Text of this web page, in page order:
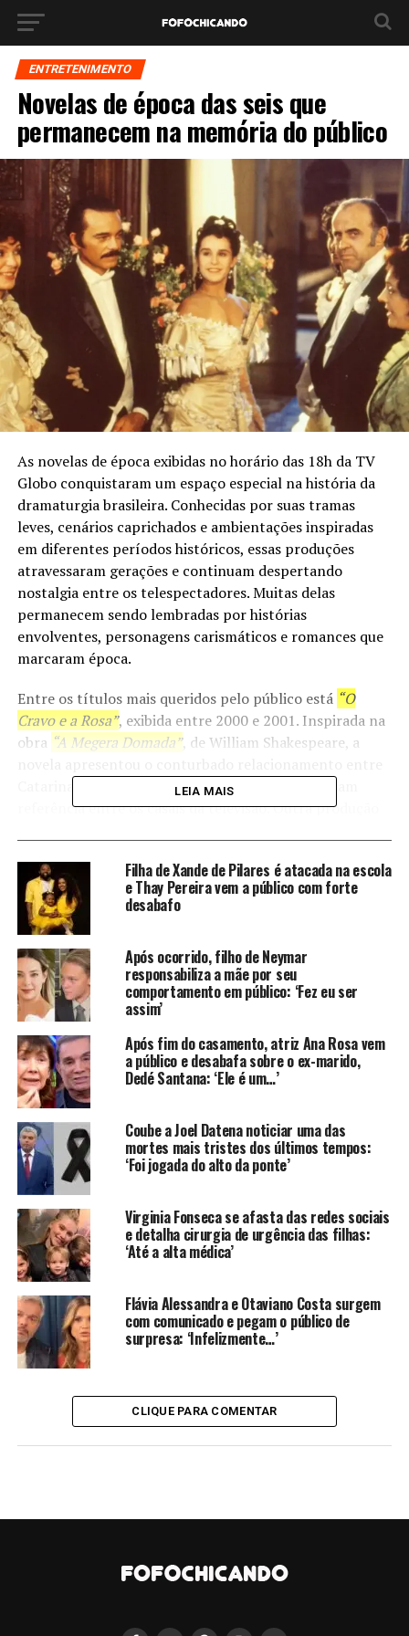
ENTRETENIMENTO
Novelas de época das seis que
permanecem na memória do público
As novelas de época exibidas no horário das 18h da TV
Globo conquistaram um espaço especial na história da
dramaturgia brasileira. Conhecidas por suas tramas
leves, cenários caprichados e ambientações inspiradas
em diferentes períodos históricos, essas produções
atravessaram gerações e continuam despertando
nostalgia entre os telespectadores. Muitas delas
permanecem sendo lembradas por histórias
envolventes, personagens carismáticos e romances que
marcaram época.
Entre os títulos mais queridos pelo público está“O
Cravo e a Rosa”, exibida entre 2000 e 2001. Inspirada na
obra “A Megera Domada”, de William Shakespeare, a
Catarina e Petruchio, personagens que se tornaram
referência entre os casais da televisão. Outra produção
além da vida, acompanhando o reencontro de duas
almas ligadas pelo destino após uma separação trágica.
Tramas românticas e aventuras
conquistaram diferentes
gerações
A lista de sucessos também inclui“Chocolate com
Pimenta”, ambientada na década de 1920 e centrada na
trajetória de Ana Francisca. A novela combinou
romance, humor e conflitos familiares em uma pequena
cidade fictícia cuja economia girava em torno de uma
fábrica de chocolates. Já“Êta Mundo Bom!”
chamou
atenção pela história do otimista Candinho, personagem
que enfrentou desafios e aventuras sem perder a
esperança de encontrar suas origens e construir um
futuro melhor.
misturou romance e mistério ao
LEIA MAIS
Filha de Xande de Pilares é atacada na escola
e Thay Pereira vem a público com forte
desabafo
Após ocorrido, filho de Neymar
responsabiliza a mãe por seu
comportamento em público: ‘Fez eu ser
assim’
Após fim do casamento, atriz Ana Rosa vem
a público e desabafa sobre o ex-marido,
Dedé Santana: ‘Ele é um…’
Coube a Joel Datena noticiar uma das
mortes mais tristes dos últimos tempos:
‘Foi jogada do alto da ponte’
Virginia Fonseca se afasta das redes sociais
e detalha cirurgia de urgência das filhas:
‘Até a alta médica’
Flávia Alessandra e Otaviano Costa surgem
com comunicado e pegam o público de
surpresa: ‘Infelizmente…’
CLIQUE PARA COMENTAR